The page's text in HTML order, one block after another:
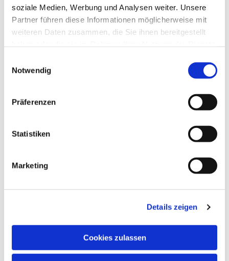
soziale Medien, Werbung und Analysen weiter. Unsere
Partner führen diese Informationen möglicherweise mit
weiteren Daten zusammen, die Sie ihnen bereitgestellt
Notwendig
Präferenzen
Statistiken
Marketing
Details zeigen
Cookies zulassen